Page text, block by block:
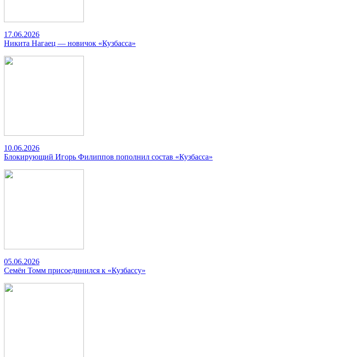
17.06.2026
Никита Нагаец — новичок «Кузбасса»
10.06.2026
Блокирующий Игорь Филиппов пополнил состав «Кузбасса»
05.06.2026
Семён Томм присоединился к «Кузбассу»